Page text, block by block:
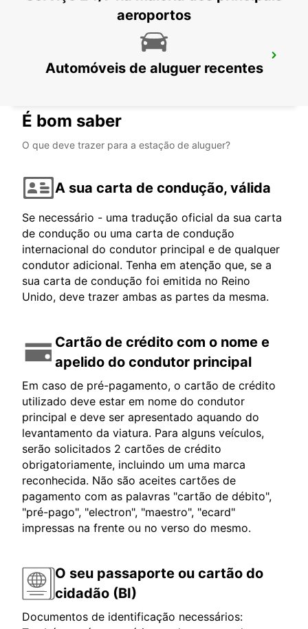
INTERNATION.AEROPORTO
aeroportos
Automóveis de aluguer recentes
É bom saber
O que deve trazer para a estação de aluguer?
A sua carta de condução, válida
Se necessário - uma tradução oficial da sua carta
de condução ou uma carta de condução
internacional do condutor principal e de qualquer
condutor adicional. Tenha em atenção que, se a
sua carta de condução foi emitida no Reino
Unido, deve trazer ambas as partes da mesma.
Cartão de crédito com o nome e
apelido do condutor principal
Em caso de pré-pagamento, o cartão de crédito
utilizado deve estar em nome do condutor
principal e deve ser apresentado aquando do
levantamento da viatura. Para alguns veículos,
serão solicitados 2 cartões de crédito
obrigatoriamente, incluindo um uma marca
reconhecida. Não são aceites cartões de
pagamento com as palavras "cartão de débito",
"pré-pago", "electron", "maestro", "ecard"
impressas na frente ou no verso do mesmo.
O seu passaporte ou cartão do
cidadão (BI)
Documentos de identificação necessários: